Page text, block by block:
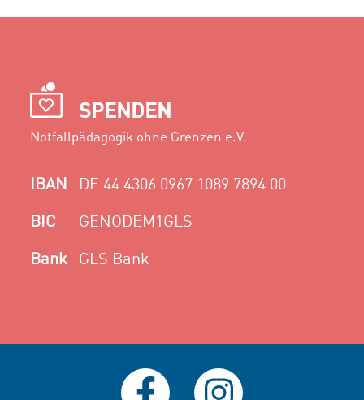
SPENDEN
Notfallpädagogik ohne Grenzen e.V.
IBAN DE 44 4306 0967 1089 7894 00
BIC GENODEM1GLS
Bank GLS Bank